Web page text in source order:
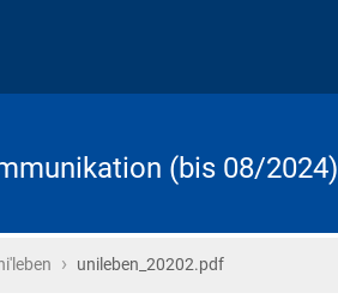
(bis 08/2024)
› unileben_20202.pdf